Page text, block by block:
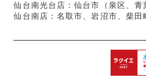
仙台南光台店：仙台市（泉区、青
仙台南店：名取市、岩沼市、柴田